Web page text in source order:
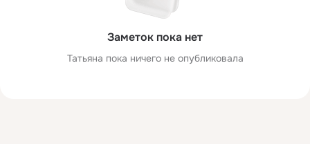
Заметок пока нет
Татьяна пока ничего не опубликовала